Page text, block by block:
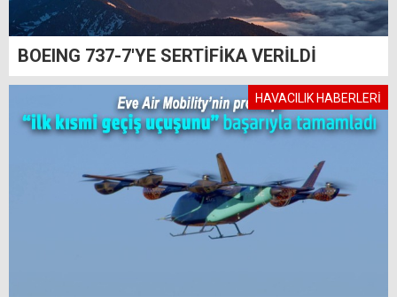
BOEING 737-7'YE SERTİFİKA VERİLDİ
HAVACILIK HABERLERİ